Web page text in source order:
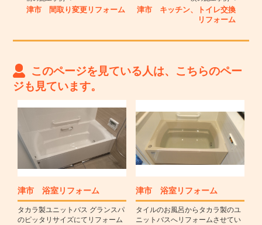
津市 間取り変更リフォーム
津市 キッチン、トイレ交換
リフォーム
このページを見ている人は、こちらのペー
ジも見ています。
津市 浴室リフォーム
タカラ製ユニットバス グランスパ
のピッタリサイズにてリフォーム
津市 浴室リフォーム
タイルのお風呂からタカラ製のユ
ニットバスへリフォームさせてい